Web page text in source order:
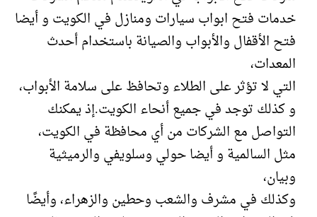
خدمات فتح ابواب سيارات ومنازل في الكويت و أيضا
فتح الأقفال والأبواب والصيانة باستخدام أحدث
المعدات،
التي لا تؤثر على الطلاء وتحافظ على سلامة الأبواب،
و كذلك توجد في جميع أنحاء الكويت.إذ يمكنك
التواصل مع الشركات من أي محافظة في الكويت،
مثل السالمية و أيضا حولي وسلويفي والرميثية
وبيان،
وكذلك في مشرف والشعب وحطين والزهراء، وأيضًا